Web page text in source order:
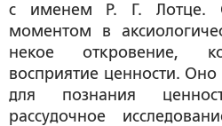
с именем Р. Г. Лотце.
моментом в
некое откровение,
восприятие ценности.
для познания
рассудочное